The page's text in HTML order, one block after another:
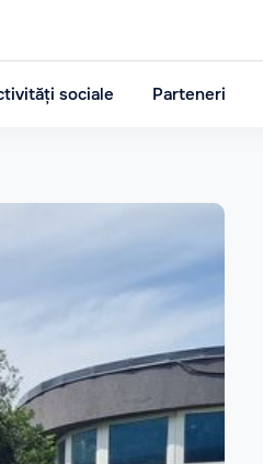
sociale Parteneri